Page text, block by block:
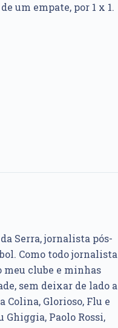
um empate, por 1 x 1.
Serra, jornalista pós-
Como todo jornalista
meu clube e minhas
sem deixar de lado a
Colina, Glorioso, Flu e
Paolo Rossi,